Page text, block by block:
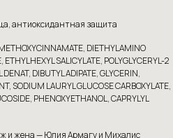
антиоксидантная защита
DIETHYLAMINO
SALICYLATE, POLYGLYCERYL-2
DIBUTYL ADIPATE, GLYCERIN,
SODIUM LAURYL GLUCOSE CARBOXYLATE,
PHENOXYETHANOL, CAPRYLYL
и жена — Юлия Армагу и Михалис